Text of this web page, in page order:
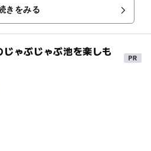
きをみる
ゃぶじゃぶ池を楽しも